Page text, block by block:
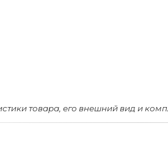
товара, его внешний вид и